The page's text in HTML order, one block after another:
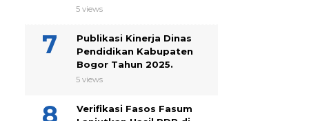
5 views
Publikasi Kinerja Dinas
Pendidikan Kabupaten
Bogor Tahun 2025.
5 views
Verifikasi Fasos Fasum